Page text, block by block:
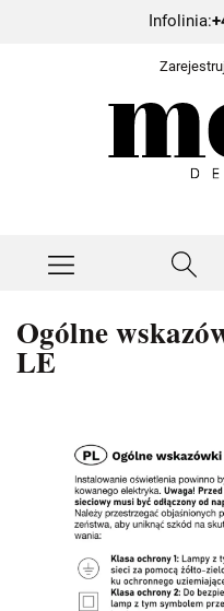
Infolinia:
Ogólne
LE